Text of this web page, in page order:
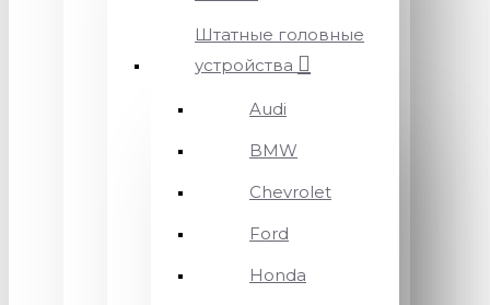
Штатные головные
устройства
Audi
BMW
Chevrolet
Ford
Honda